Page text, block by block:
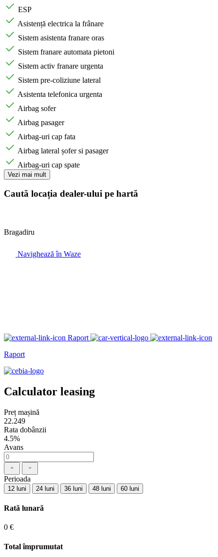
ESP
Asistență electrica la frânare
Sistem asistenta franare oras
Sistem franare automata pietoni
Sistem activ franare urgenta
Sistem pre-coliziune lateral
Asistenta telefonica urgenta
Airbag sofer
Airbag pasager
Airbag-uri cap fata
Airbag lateral șofer si pasager
Airbag-uri cap spate
Vezi mai mult
Caută locația dealer-ului pe hartă
Bragadiru
Navighează în Waze
Raport
Raport
Calculator leasing
Preț mașină
22.249
Rata dobânzii
4.5%
Avans
Perioada
12 luni 24 luni 36 luni 48 luni 60 luni
Rată lunară
0 €
Total împrumutat